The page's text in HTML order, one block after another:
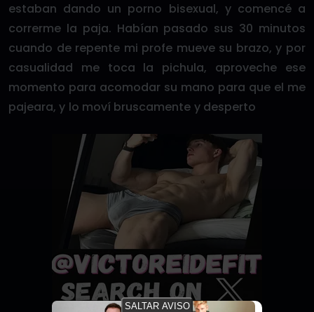
estaban dando un porno bisexual, y comencé a
correrme la paja. Habían pasado sus 30 minutos
cuando de repente mi profe mueve su brazo, y por
casualidad me toca la pichula, aproveche ese
momento para acomodar su mano para que el me
pajeara, y lo moví bruscamente y desperto
SALTAR AVISO